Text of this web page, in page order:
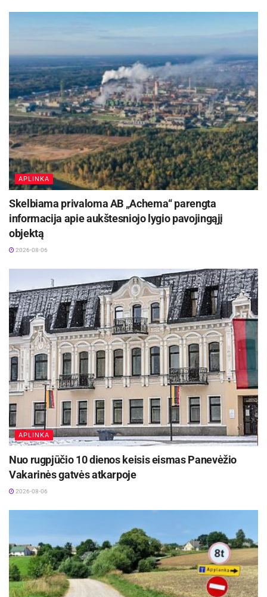
Biržų rajone planuojama Širvėnos ežero Astravo
užtvankos rekonstrukcija
2026-08-07
Maudytis galima visose Panevėžio maudyklose,
išskyrus Kultūros ir poilsio parko braidyklą
2026-08-07
Šaltinis: Kauno rajono savivaldybė
APLINKA
Skelbiama privaloma AB „Achema“ parengta
informacija apie aukštesniojo lygio pavojingąjį
objektą
2026-08-06
APLINKA
Nuo rugpjūčio 10 dienos keisis eismas Panevėžio
Vakarinės gatvės atkarpoje
2026-08-06